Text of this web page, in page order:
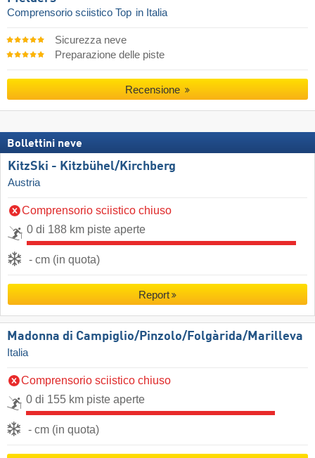
Comprensorio sciistico Top in Italia
Sicurezza neve
Preparazione delle piste
Recensione
Bollettini neve
KitzSki - Kitzbühel/​Kirchberg
Austria
Comprensorio sciistico chiuso
0 di 188 km piste aperte
- cm (in quota)
Report
Madonna di Campiglio/​Pinzolo/​Folgàrida/​Marilleva
Italia
Comprensorio sciistico chiuso
0 di 155 km piste aperte
- cm (in quota)